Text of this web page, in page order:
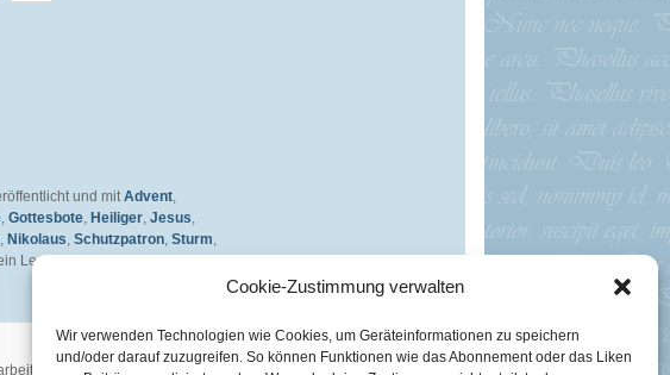
Cookie-Zustimmung verwalten
Wir verwenden Technologien wie Cookies, um Geräteinformationen zu speichern
und/oder darauf zuzugreifen. So können Funktionen wie das Abonnement oder das Liken
und mitAdvent,
, Gottesbote, Heiliger, Jesus,
, Nikolaus, Schutzpatron, Sturm,
Lesezeichen für den
/ Pressestelle